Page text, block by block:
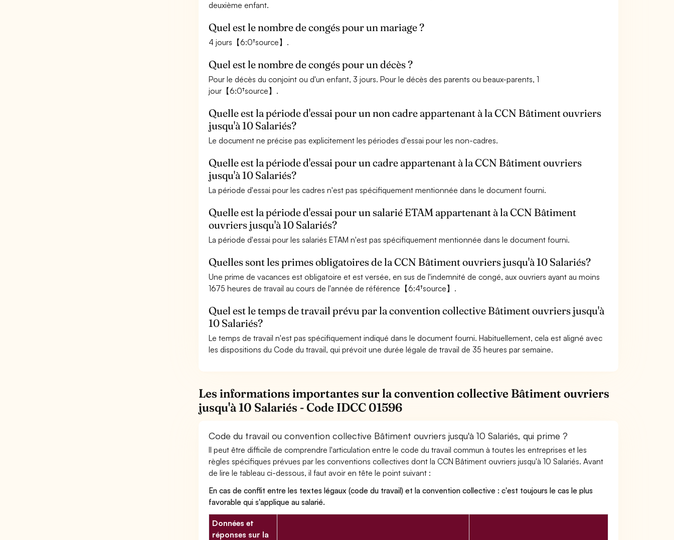
deuxième enfant.
Quel est le nombre de congés pour un mariage ?
4 jours【6:0†source】.
Quel est le nombre de congés pour un décès ?
Pour le décès du conjoint ou d'un enfant, 3 jours. Pour le décès des parents ou beaux-parents, 1
jour【6:0†source】.
Quelle est la période d'essai pour un non cadre appartenant à la CCN Bâtiment ouvriers
jusqu'à 10 Salariés?
Le document ne précise pas explicitement les périodes d'essai pour les non-cadres.
Quelle est la période d'essai pour un cadre appartenant à la CCN Bâtiment ouvriers
jusqu'à 10 Salariés?
La période d'essai pour les cadres n'est pas spécifiquement mentionnée dans le document fourni.
Quelle est la période d'essai pour un salarié ETAM appartenant à la CCN Bâtiment
ouvriers jusqu'à 10 Salariés?
La période d'essai pour les salariés ETAM n'est pas spécifiquement mentionnée dans le document fourni.
Quelles sont les primes obligatoires de la CCN Bâtiment ouvriers jusqu'à 10 Salariés?
Une prime de vacances est obligatoire et est versée, en sus de l'indemnité de congé, aux ouvriers ayant au moins
1675 heures de travail au cours de l'année de référence【6:4†source】.
Quel est le temps de travail prévu par la convention collective Bâtiment ouvriers jusqu'à
10 Salariés?
Le temps de travail n'est pas spécifiquement indiqué dans le document fourni. Habituellement, cela est aligné avec
les dispositions du Code du travail, qui prévoit une durée légale de travail de 35 heures par semaine.
Les informations importantes sur la convention collective Bâtiment ouvriers
jusqu'à 10 Salariés - Code IDCC 01596
Code du travail ou convention collective Bâtiment ouvriers jusqu'à 10 Salariés, qui prime ?
Il peut être difficile de comprendre l'articulation entre le code du travail commun à toutes les entreprises et les
règles spécifiques prévues par les conventions collectives dont la CCN Bâtiment ouvriers jusqu'à 10 Salariés. Avant
de lire le tableau ci-dessous, il faut avoir en tête le point suivant :
En cas de conflit entre les textes légaux (code du travail) et la convention collective : c'est toujours le cas le plus
favorable qui s'applique au salarié.
Données et
réponses sur la